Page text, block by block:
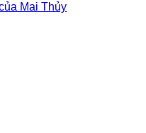
Mai Thủy